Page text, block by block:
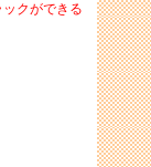
クができる